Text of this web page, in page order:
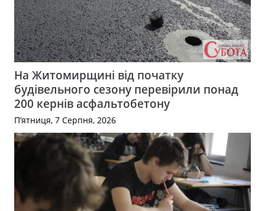
На Житомирщині від початку
будівельного сезону перевірили понад
200 кернів асфальтобетону
П’ятниця, 7 Серпня, 2026